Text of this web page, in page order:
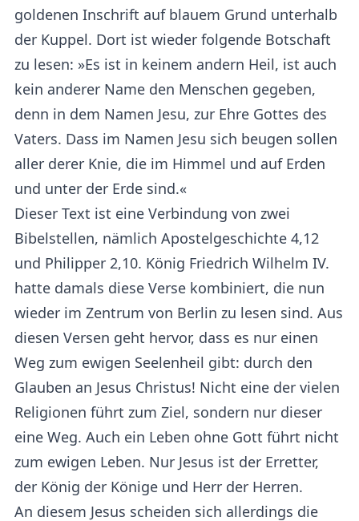
goldenen Inschrift auf blauem Grund unterhalb
der Kuppel. Dort ist wieder folgende Botschaft
zu lesen: »Es ist in keinem andern Heil, ist auch
kein anderer Name den Menschen gegeben,
denn in dem Namen Jesu, zur Ehre Gottes des
Vaters. Dass im Namen Jesu sich beugen sollen
aller derer Knie, die im Himmel und auf Erden
und unter der Erde sind.«
Dieser Text ist eine Verbindung von zwei
Bibelstellen, nämlich Apostelgeschichte 4,12
und Philipper 2,10. König Friedrich Wilhelm IV.
hatte damals diese Verse kombiniert, die nun
wieder im Zentrum von Berlin zu lesen sind. Aus
diesen Versen geht hervor, dass es nur einen
Weg zum ewigen Seelenheil gibt: durch den
Glauben an Jesus Christus! Nicht eine der vielen
Religionen führt zum Ziel, sondern nur dieser
eine Weg. Auch ein Leben ohne Gott führt nicht
zum ewigen Leben. Nur Jesus ist der Erretter,
der König der Könige und Herr der Herren.
An diesem Jesus scheiden sich allerdings die